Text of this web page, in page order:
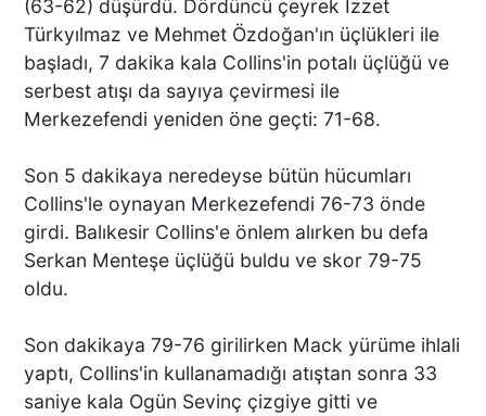
(63-62) düşürdü. Dördüncü çeyrek İzzet
Türkyılmaz ve Mehmet Özdoğan'ın üçlükleri ile
başladı, 7 dakika kala Collins'in potalı üçlüğü ve
serbest atışı da sayıya çevirmesi ile
Merkezefendi yeniden öne geçti: 71-68.
Son 5 dakikaya neredeyse bütün hücumları
Collins'le oynayan Merkezefendi 76-73 önde
girdi. Balıkesir Collins'e önlem alırken bu defa
Serkan Menteşe üçlüğü buldu ve skor 79-75
oldu.
Son dakikaya 79-76 girilirken Mack yürüme ihlali
yaptı, Collins'in kullanamadığı atıştan sonra 33
saniye kala Ogün Sevinç çizgiye gitti ve